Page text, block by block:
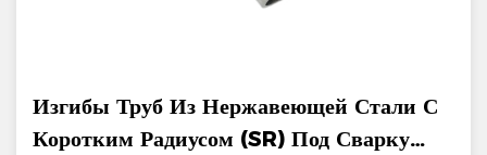
Изгибы Труб Из Нержавеющей Стали С
Коротким Радиусом (SR) Под Сварку